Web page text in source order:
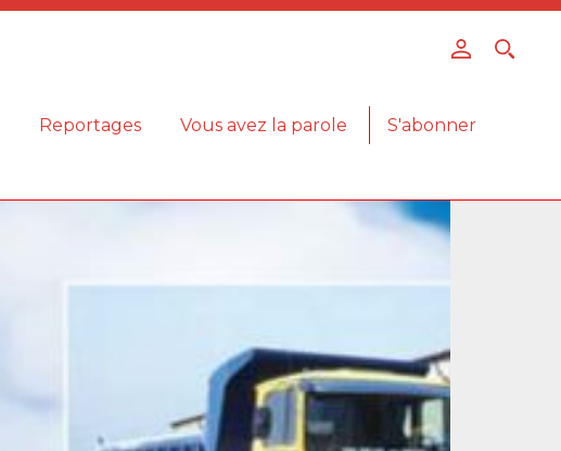
Reportages Vous avez la parole
S'abonner